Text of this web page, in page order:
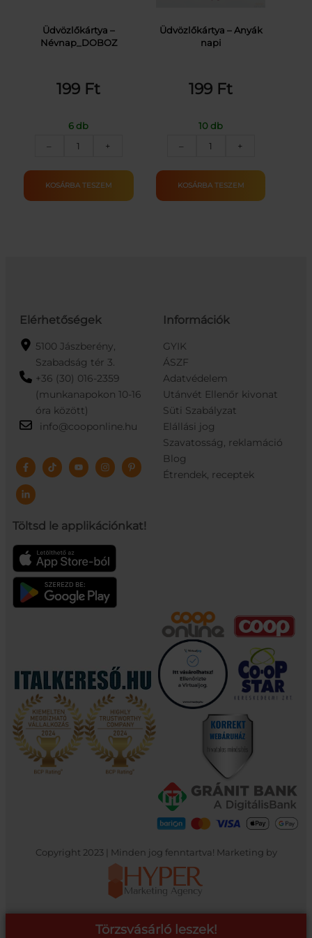
Üdvözlőkártya –
Névnap_DOBOZ
199 Ft
6 db
–
Üdvözlőkártya
Névnap_DOBOZ
mennyiség
+
KOSÁRBA TESZEM
Üdvözlőkártya – Anyák
napi
199 Ft
10 db
–
Üdvözlőkártya
Anyák
napi
+
KOSÁRBA TESZEM
Elérhetőségek
5100 Jászberény,
Szabadság tér 3.
+36 (30) 016-2359
(munkanapokon 10-16
óra között)
info@cooponline.hu
Töltsd le applikációnkat!
Információk
GYIK
ÁSZF
Adatvédelem
Utánvét Ellenőr kivonat
Süti Szabályzat
Elállási jog
Szavatosság, reklamáció
Blog
Étrendek, receptek
Copyright 2023 | Minden jog fenntartva! Marketing by
Törzsvásárló leszek!